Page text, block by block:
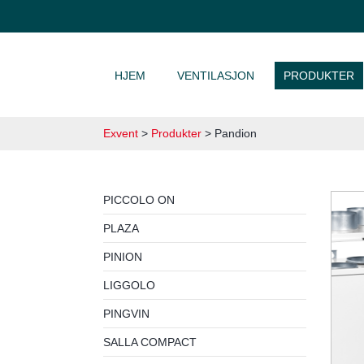
HJEM VENTILASJON PRODUKTER
Exvent > Produkter > Pandion
PICCOLO ON
PLAZA
PINION
LIGGOLO
PINGVIN
SALLA COMPACT